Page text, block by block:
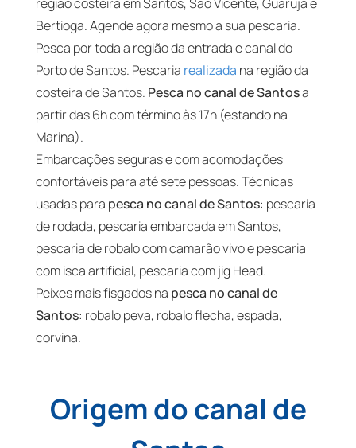
Bertioga. Agende agora mesmo a sua pescaria.
Pesca por toda a região da entrada e canal do
Porto de Santos. Pescaria realizada na região da
costeira de Santos. Pesca no canal de Santosa
partir das 6h com término às 17h (estando na
Marina).
Embarcações seguras e com acomodações
confortáveis para até sete pessoas. Técnicas
usadas para pesca no canal de Santos: pescaria
de rodada, pescaria embarcada em Santos,
pescaria de robalo com camarão vivo e pescaria
com isca artificial, pescaria com jig Head.
Peixes mais fisgados na pesca no canal de
Santos: robalo peva, robalo flecha, espada,
corvina.
Origem do canal de